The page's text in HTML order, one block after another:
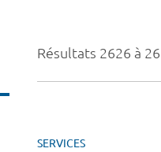
Résultats 2626 à
SERVICES